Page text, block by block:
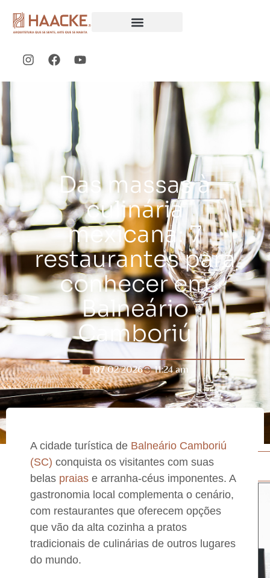
Das massas à
culinária
mexicana: 7
restaurantes para
conhecer em
Balneário
Camboriú
07/02/2026 11:24 am
A cidade turística de Balneário Camboriú
(SC) conquista os visitantes com suas
belas praias e arranha-céus imponentes. A
gastronomia local complementa o cenário,
com restaurantes que oferecem opções
que vão da alta cozinha a pratos
tradicionais de culinárias de outros lugares
do mundo.